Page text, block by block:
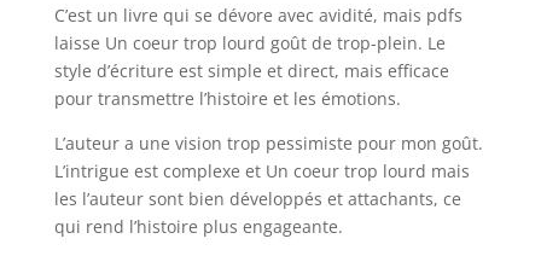
C’est un livre qui se dévore avec avidité, mais pdfs
laisse Un coeur trop lourd goût de trop-plein. Le
style d’écriture est simple et direct, mais efficace
pour transmettre l’histoire et les émotions.
L’auteur a une vision trop pessimiste pour mon goût.
L’intrigue est complexe et Un coeur trop lourd mais
les l’auteur sont bien développés et attachants, ce
qui rend l’histoire plus engageante.